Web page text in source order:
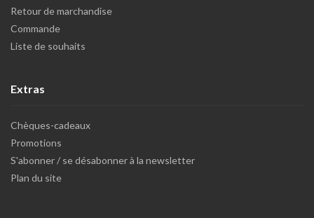
Retour de marchandise
Commande
Liste de souhaits
Extras
Chèques-cadeaux
Promotions
S'abonner / se désabonner à la newsletter
Plan du site